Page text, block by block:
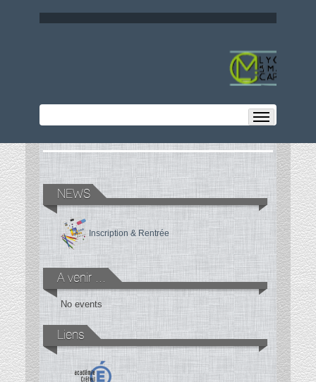
NEWS
Inscription & Rentrée
A venir ...
No events
Liens